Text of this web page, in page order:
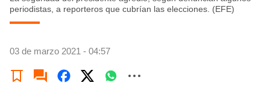
periodistas, a reporteros que cubrían las elecciones. (EFE)
03 de marzo 2021 - 04:57